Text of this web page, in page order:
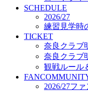
プロジェクト
コーチ&ス
ジュニア
ジュニアユ
ユース
練習拠点（
SCHOOL
CLUB
2026/27 パ
SCHEDULE
2026/27
練習見学時
TICKET
奈良クラブ
奈良クラブ
観戦ルール
2026/27フ